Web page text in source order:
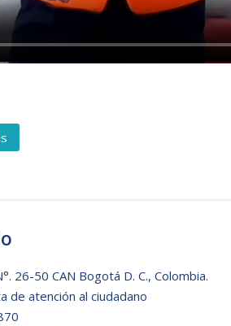
26-50 CAN Bogotá D. C., Colombia.
de atención al ciudadano